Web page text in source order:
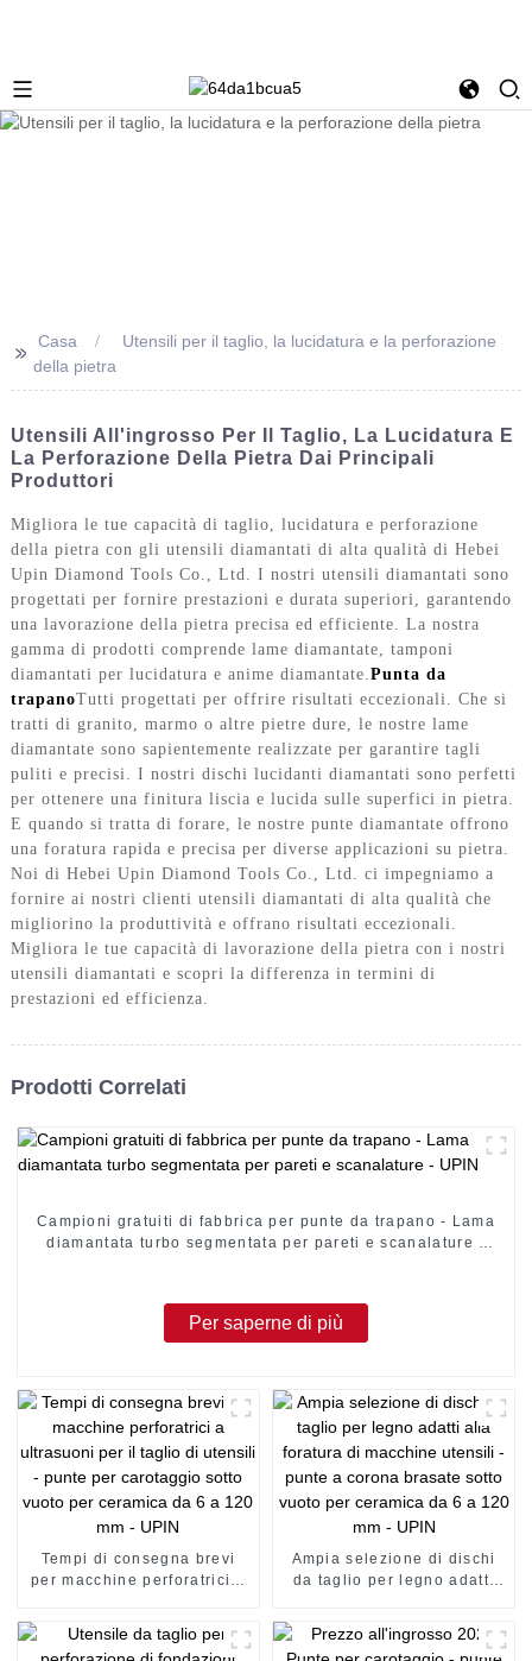
>>
Casa
Utensili per il taglio, la lucidatura e la perforazione
della pietra
Utensili All'ingrosso Per Il Taglio, La Lucidatura E
La Perforazione Della Pietra Dai Principali
Produttori
Migliora le tue capacità di taglio, lucidatura e perforazione
della pietra con gli utensili diamantati di alta qualità di Hebei
Upin Diamond Tools Co., Ltd. I nostri utensili diamantati sono
progettati per fornire prestazioni e durata superiori, garantendo
una lavorazione della pietra precisa ed efficiente. La nostra
gamma di prodotti comprende lame diamantate, tamponi
diamantati per lucidatura e anime diamantate. Punta da
trapanoTutti progettati per offrire risultati eccezionali. Che si
tratti di granito, marmo o altre pietre dure, le nostre lame
diamantate sono sapientemente realizzate per garantire tagli
puliti e precisi. I nostri dischi lucidanti diamantati sono perfetti
per ottenere una finitura liscia e lucida sulle superfici in pietra.
E quando si tratta di forare, le nostre punte diamantate offrono
una foratura rapida e precisa per diverse applicazioni su pietra.
Noi di Hebei Upin Diamond Tools Co., Ltd. ci impegniamo a
fornire ai nostri clienti utensili diamantati di alta qualità che
migliorino la produttività e offrano risultati eccezionali.
Migliora le tue capacità di lavorazione della pietra con i nostri
utensili diamantati e scopri la differenza in termini di
prestazioni ed efficienza.
Prodotti Correlati
Campioni gratuiti di fabbrica per punte da trapano - Lama
diamantata turbo segmentata per pareti e scanalature -
Per saperne di più
Tempi di consegna brevi
per macchine perforatrici a
carotaggio sotto vuoto per
Ampia selezione di dischi
da taglio per legno adatti
brasate sotto vuoto per